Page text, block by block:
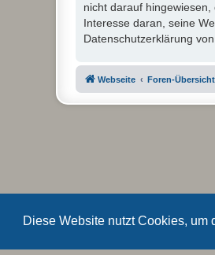
Diese Website nutzt Cookies, um
nicht darauf
Interesse daran, seine
Datenschutzerklärung
Webseite Foren-Übersicht